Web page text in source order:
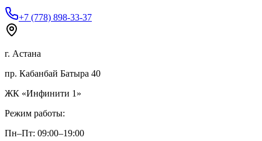
+7 (778) 898-33-37
г. Астана
пр. Кабанбай Батыра 40
ЖК «Инфинити 1»
Режим работы:
Пн–Пт: 09:00–19:00